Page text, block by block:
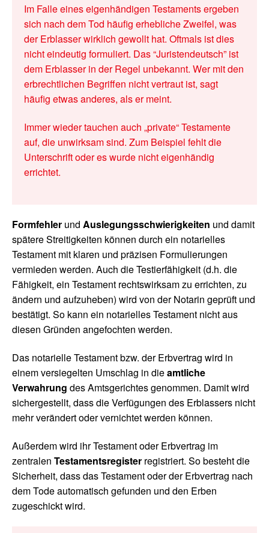
Im Falle eines eigenhändigen Testaments ergeben
sich nach dem Tod häufig erhebliche Zweifel, was
der Erblasser wirklich gewollt hat. Oftmals ist dies
nicht eindeutig formuliert. Das “Juristendeutsch” ist
dem Erblasser in der Regel unbekannt. Wer mit den
erbrechtlichen Begriffen nicht vertraut ist, sagt
häufig etwas anderes, als er meint.
Immer wieder tauchen auch „private“ Testamente
auf, die unwirksam sind. Zum Beispiel fehlt die
Unterschrift oder es wurde nicht eigenhändig
errichtet.
Formfehler und Auslegungsschwierigkeiten und damit
spätere Streitigkeiten können durch ein notarielles
Testament mit klaren und präzisen Formulierungen
vermieden werden. Auch die Testierfähigkeit (d.h. die
Fähigkeit, ein Testament rechtswirksam zu errichten, zu
ändern und aufzuheben) wird von der Notarin geprüft und
bestätigt. So kann ein notarielles Testament nicht aus
diesen Gründen angefochten werden.
Das notarielle Testament bzw. der Erbvertrag wird in
einem versiegelten Umschlag in dieamtliche
Verwahrung des Amtsgerichtes genommen. Damit wird
sichergestellt, dass die Verfügungen des Erblassers nicht
mehr verändert oder vernichtet werden können.
Außerdem wird ihr Testament oder Erbvertrag im
zentralen Testamentsregister registriert. So besteht die
Sicherheit, dass das Testament oder der Erbvertrag nach
dem Tode automatisch gefunden und den Erben
zugeschickt wird.